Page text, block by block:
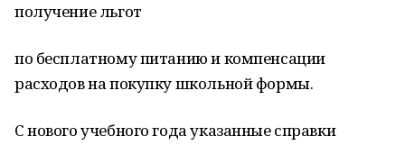
получение льгот
по бесплатному питанию и компенсации
расходов на покупку школьной формы.
С нового учебного года указанные справки